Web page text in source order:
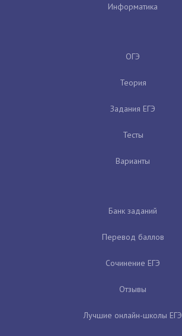
Информатика
ОГЭ
Теория
Задания ЕГЭ
Тесты
Варианты
Банк заданий
Перевод баллов
Сочинение ЕГЭ
Отзывы
Лучшие онлайн-школы ЕГЭ